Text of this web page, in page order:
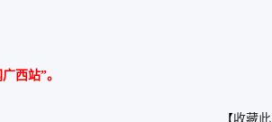
西站”。
【收藏